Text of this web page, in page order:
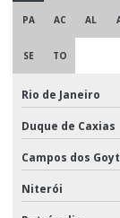
PA AC AL
SE TO
Rio de Janeiro
Duque de Caxias
Campos dos
Niterói